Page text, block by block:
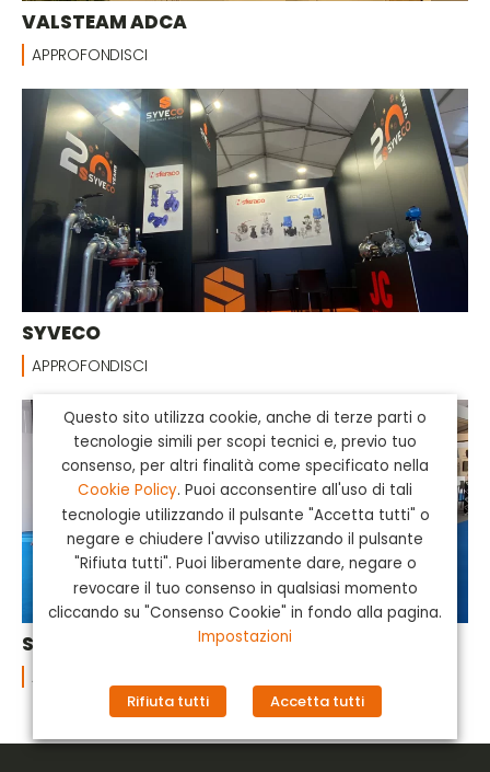
VALSTEAM ADCA
APPROFONDISCI
SYVECO
APPROFONDISCI
SIMERTEC
APPROFONDISCI
Questo sito utilizza cookie, anche di terze parti o
tecnologie simili per scopi tecnici e, previo tuo
consenso, per altri finalità come specificato nella
Cookie Policy. Puoi acconsentire all'uso di tali
tecnologie utilizzando il pulsante "Accetta tutti" o
negare e chiudere l'avviso utilizzando il pulsante
"Rifiuta tutti". Puoi liberamente dare, negare o
revocare il tuo consenso in qualsiasi momento
cliccando su "Consenso Cookie" in fondo alla pagina.
Impostazioni
Rifiuta tutti Accetta tutti